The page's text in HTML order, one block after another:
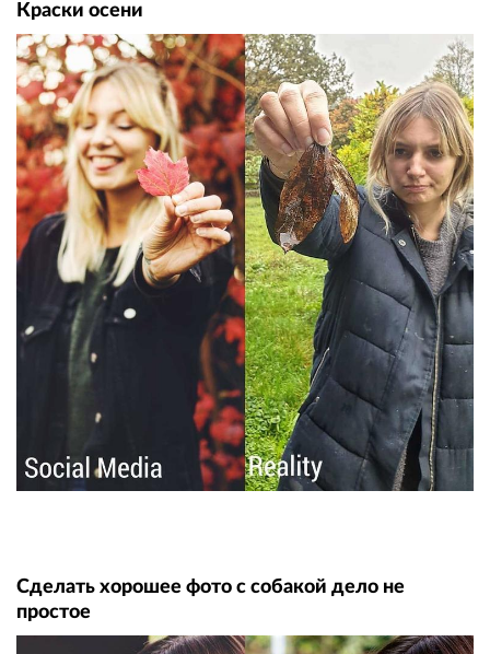
Краски осени
Сделать хорошее фото с собакой дело не
простое